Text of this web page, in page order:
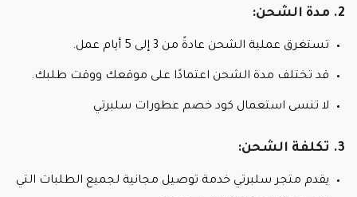
2. مدة الشحن:
تستغرق عملية الشحن عادةً من 3 إلى 5 أيام عمل.
قد تختلف مدة الشحن اعتمادًا على موقعك ووقت طلبك.
لا تنسى استعمال كود خصم عطورات سلبرتي
3. تكلفة الشحن:
يقدم متجر سلبرتي خدمة توصيل مجانية لجميع الطلبات التي